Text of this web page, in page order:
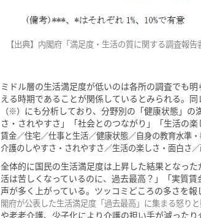
【出典】内閣府「満足度・生活の質に関する調査報
ミドル層の生活満足度が低いのは各所の調査でも
える時期であることが関係しているとみられる。
（※） にも分析しており、分野別の「健康状態」
さ・されやすさ」「社会とのつながり」「生活の
賃金／住宅／仕事と生活／健康状態／自身の教育水準
介護のしやすさ・されやすさ／生活の楽しさ・面白さ
全体的に国民の生活満足度は上昇した結果となっ
活は苦しくなっているのに、過去最高？」「実質
声が多く上がっている。ツッコミどころの多さを
閣府が公表した生活満足度「過去最高」に集まる怒り
や老老介護、少子化により介護の担い手が減った